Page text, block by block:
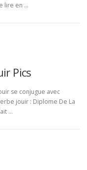
lire en …
Pics
se conjugue avec
jouir : Diplome De La
…